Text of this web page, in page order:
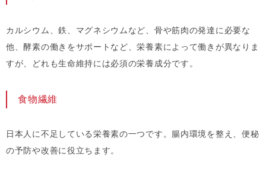
カルシウム、鉄、マグネシウムなど、骨や筋肉の発達に必要な
他、酵素の働きをサポートなど、栄養素によって働きが異なりま
すが、どれも生命維持には必須の栄養成分です。
食物繊維
日本人に不足している栄養素の一つです。腸内環境を整え、便秘
の予防や改善に役立ちます。